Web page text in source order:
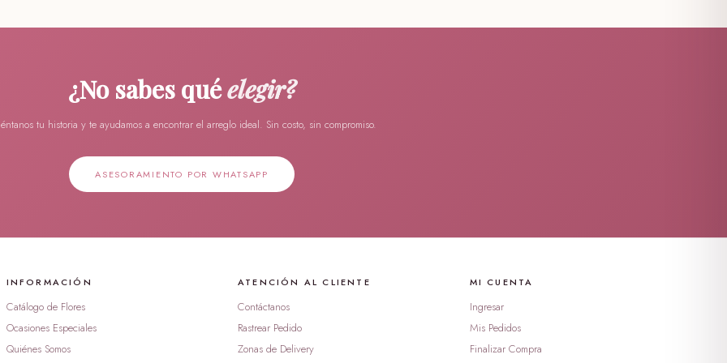
¿No sabes quéelegir?
tu historia y te ayudamos a encontrar el arreglo ideal. Sin costo, sin compromiso.
ASESORAMIENTO POR WHATSAPP
INFORMACIÓN
Catálogo de Flores
Ocasiones Especiales
Quiénes Somos
ATENCIÓN AL CLIENTE
Contáctanos
Rastrear Pedido
Zonas de Delivery
MI CUENTA
Ingresar
Mis Pedidos
Finalizar Compra